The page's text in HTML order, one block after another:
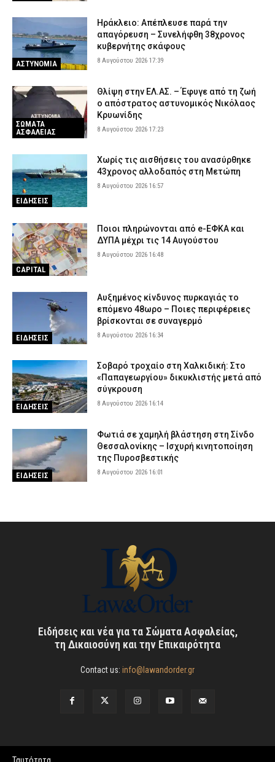
ΑΣΤΥΝΟΜΙΑ
Ηράκλειο: Απέπλευσε παρά την
απαγόρευση – Συνελήφθη 38χρονος
κυβερνήτης σκάφους
8 Αυγούστου 2026 17:39
ΣΩΜΑΤΑ
ΑΣΦΑΛΕΙΑΣ
Θλίψη στην ΕΛ.ΑΣ. – Έφυγε από τη ζωή
ο απόστρατος αστυνομικός Νικόλαος
Κρυωνίδης
8 Αυγούστου 2026 17:23
ΕΙΔΗΣΕΙΣ
Χωρίς τις αισθήσεις του ανασύρθηκε
43χρονος αλλοδαπός στη Μετώπη
8 Αυγούστου 2026 16:57
CAPITAL
Ποιοι πληρώνονται από e-ΕΦΚΑ και
ΔΥΠΑ μέχρι τις 14 Αυγούστου
8 Αυγούστου 2026 16:48
ΕΙΔΗΣΕΙΣ
Αυξημένος κίνδυνος πυρκαγιάς το
επόμενο 48ωρο – Ποιες περιφέρειες
βρίσκονται σε συναγερμό
8 Αυγούστου 2026 16:34
ΕΙΔΗΣΕΙΣ
Σοβαρό τροχαίο στη Χαλκιδική: Στο
«Παπαγεωργίου» δικυκλιστής μετά από
σύγκρουση
8 Αυγούστου 2026 16:14
ΕΙΔΗΣΕΙΣ
Φωτιά σε χαμηλή βλάστηση στη Σίνδο
Θεσσαλονίκης – Ισχυρή κινητοποίηση
της Πυροσβεστικής
8 Αυγούστου 2026 16:01
Ειδήσεις και νέα για τα Σώματα Ασφαλείας,
τη Δικαιοσύνη και την Επικαιρότητα
Contact us: info@lawandorder.gr